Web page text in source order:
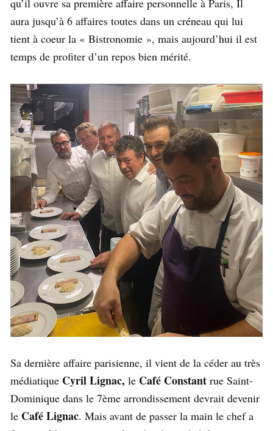
qu’il ouvre sa première affaire personnelle à Paris, Il
aura jusqu’à 6 affaires toutes dans un créneau qui lui
tient à coeur la « Bistronomie », mais aujourd’hui il est
temps de profiter d’un repos bien mérité.
Sa dernière affaire parisienne, il vient de la céder au très
médiatique Cyril Lignac, le Café Constant rue Saint-
Dominique dans le 7ème arrondissement devrait devenir
le Café Lignac. Mais avant de passer la main le chef a